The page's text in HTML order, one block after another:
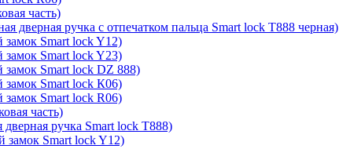
часть)
дверная ручка с отпечатком пальца Smart lock T888 черная)
замок Smart lock Y12)
замок Smart lock Y23)
замок Smart lock DZ 888)
замок Smart lock К06)
замок Smart lock R06)
часть)
дверная ручка Smart lock T888)
замок Smart lock Y12)